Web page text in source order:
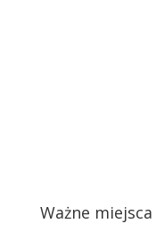
Ważne miejsca